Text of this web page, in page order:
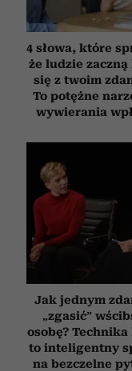
4 słowa, które
że ludzie zaczną
się z twoim
To potężne
wywierania
Jak jednym
„zgasić”
osobę?
to inteligentny
na bezczelne